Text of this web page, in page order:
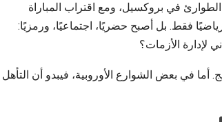
في بروكسيل، ومع اقتراب المباراة
فقط. بل أصبح حضريًا، اجتماعيًا، ورمزيًا:
لإدارة الأزمات؟
في بعض الشوارع الأوروبية، فيبدو أن التأهل